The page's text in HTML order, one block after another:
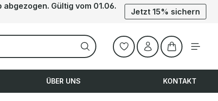
Gültig vom 01.06.
Jetzt 15% sichern
Warenkorb
ÜBER UNS KONTAKT